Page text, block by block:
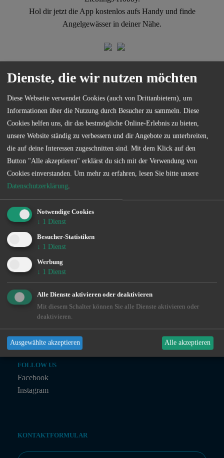
Hol dir jetzt die App kostenlos aufs Handy und finde
Angelgewässer in deiner Nähe.
Kontakt
VERTRIEB
julian@angeln-in.de
TECHNIK
Julius Planteur
technik@angeln-in.de
FOLLOW US
Facebook
Instagram
KONTAKTFORMULAR
Dienste, die wir nutzen möchten
Diese Webseite verwendet Cookies (auch von Drittanbietern), um
Informationen über die Nutzung durch Besucher zu sammeln. Diese
Cookies helfen uns, dir das bestmögliche Online-Erlebnis zu bieten,
unsere Website ständig zu verbessern und dir Angebote zu unterbreiten,
die auf deine Interessen zugeschnitten sind. Mit dem Klick auf den
Button "Alle akzeptieren" erklärst du sich mit der Verwendung von
Cookies einverstanden. Um mehr zu erfahren, lesen Sie bitte unsere
Datenschutzerklärung.
Notwendige Cookies
↓ 1 Dienst
Besucher-Statistiken
↓ 1 Dienst
Werbung
↓ 1 Dienst
Alle Dienste aktivieren oder deaktivieren
Mit diesem Schalter können Sie alle Dienste aktivieren oder
deaktivieren.
Ausgewählte akzeptieren Alle akzeptieren